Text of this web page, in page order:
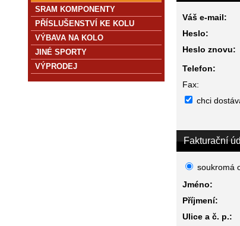
Váš e-mail:
Heslo:
Heslo znovu:
Telefon:
Fax:
chci
Fakturační
soukromá
Jméno:
Příjmení:
Ulice a č. p.:
SRAM KOMPONENTY
PŘÍSLUŠENSTVÍ KE KOLU
VÝBAVA NA KOLO
JINÉ SPORTY
VÝPRODEJ